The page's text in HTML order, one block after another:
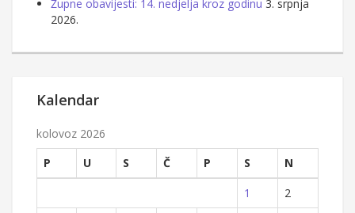
Župne obavijesti: 14. nedjelja kroz godinu 3. srpnja
2026.
Kalendar
kolovoz 2026
P
U S Č P S
N
1
2